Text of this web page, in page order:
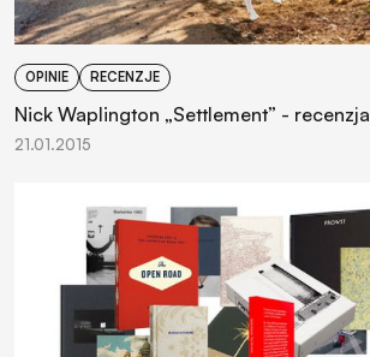
OPINIE RECENZJE
Nick Waplington „Settlement” - recenzja
21.01.2015